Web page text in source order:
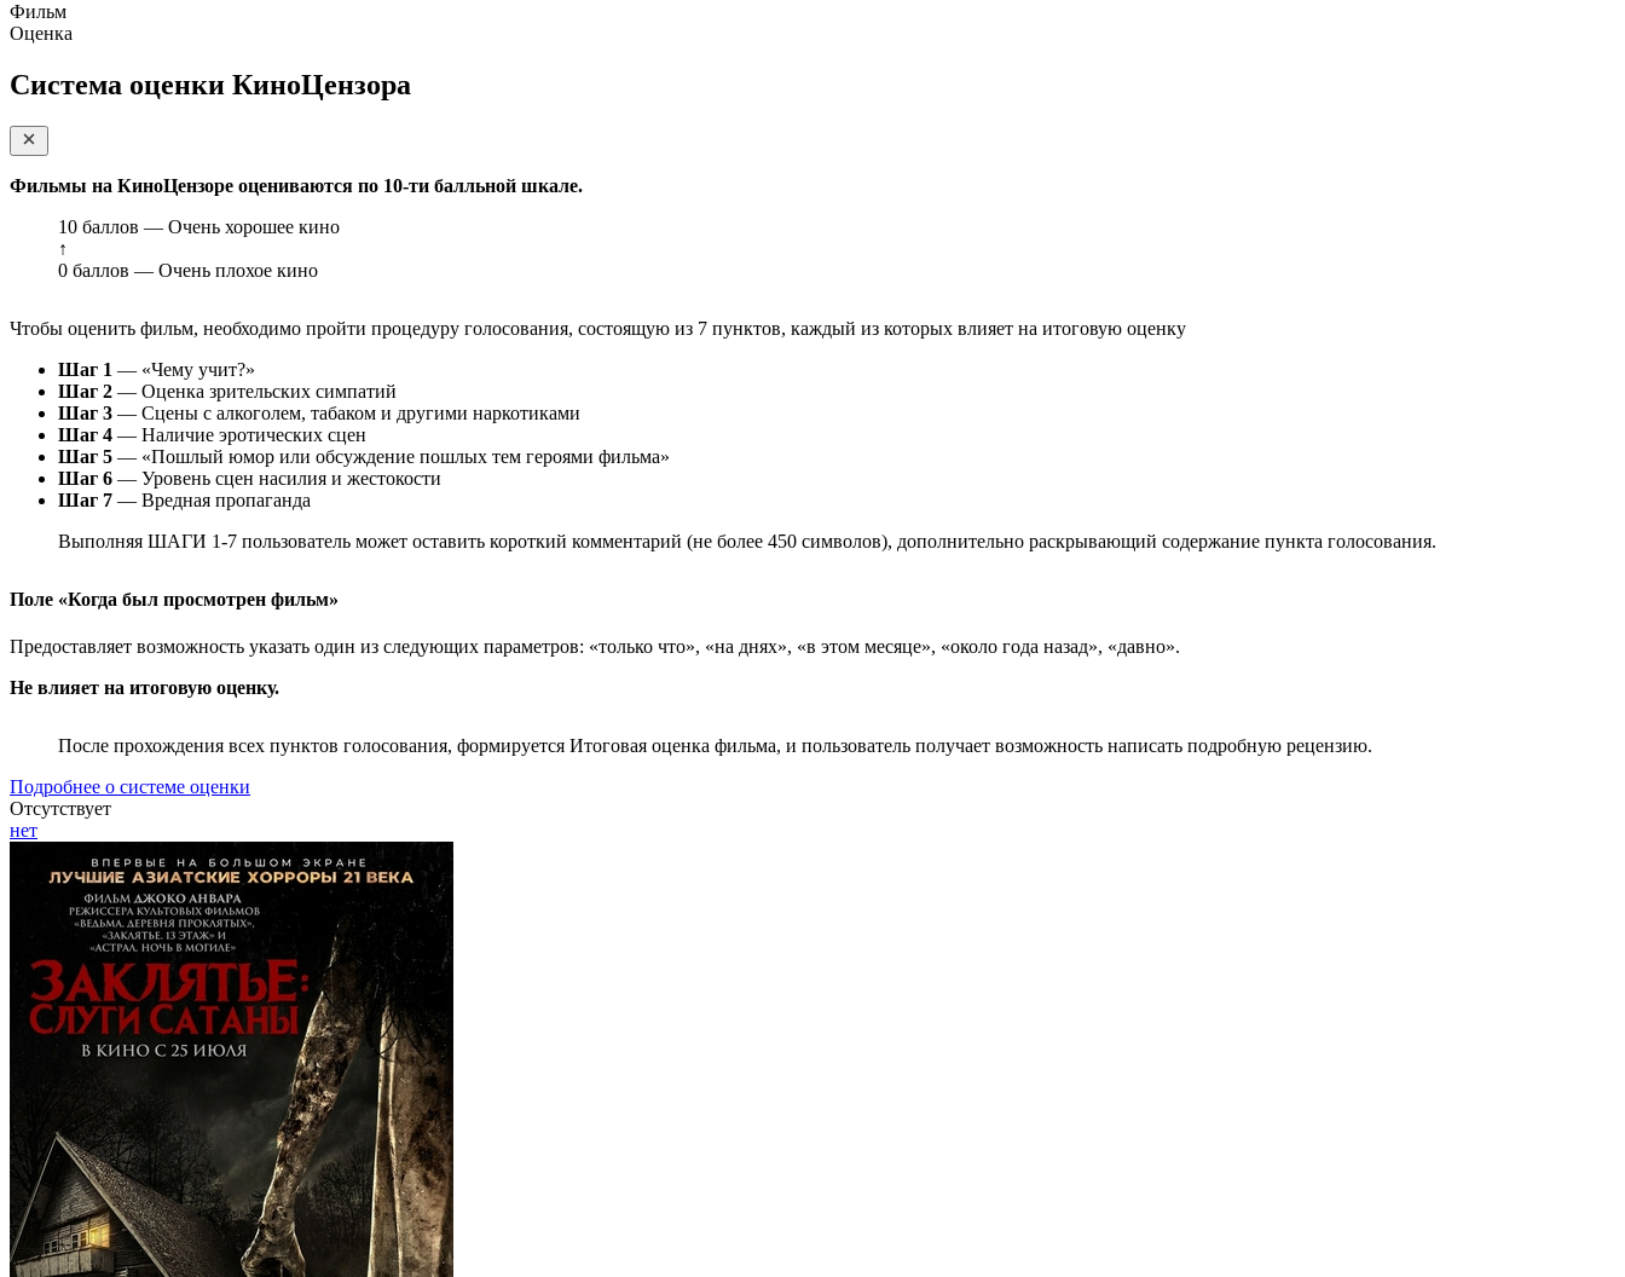
Фильм
Оценка
Система оценки КиноЦензора
Фильмы на КиноЦензоре оцениваются по 10-ти балльной шкале.
10 баллов — Очень хорошее кино
↑
0 баллов — Очень плохое кино
Чтобы оценить фильм, необходимо пройти процедуру голосования, состоящую из 7 пунктов, каждый из которых влияет на итоговую оценку
Шаг 1 — «Чему учит?»
Шаг 2 — Оценка зрительских симпатий
Шаг 3 — Сцены с алкоголем, табаком и другими наркотиками
Шаг 4 — Наличие эротических сцен
Шаг 5 — «Пошлый юмор или обсуждение пошлых тем героями фильма»
Шаг 6 — Уровень сцен насилия и жестокости
Шаг 7 — Вредная пропаганда
Выполняя ШАГИ 1-7 пользователь может оставить короткий комментарий (не более 450 символов), дополнительно раскрывающий содержание пункта голосования.
Поле «Когда был просмотрен фильм»
Предоставляет возможность указать один из следующих параметров: «только что», «на днях», «в этом месяце», «около года назад», «давно».
Не влияет на итоговую оценку.
После прохождения всех пунктов голосования, формируется Итоговая оценка фильма, и пользователь получает возможность написать подробную рецензию.
Подробнее о системе оценки
Отсутствует
нет